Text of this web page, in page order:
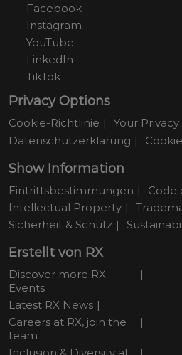
Facebook
Instagram
YouTube
LinkedIn
TikTok
Privacy Options
Cookie-Richtlinie
Your
Datenschutzerklärung
Show Information
Eintrittsbestimmungen
Code
Intellectual Property
Sicherheit & Schutz
Erstellt von RX
Discover more RX
Events
Latest RX News
Careers at RX, join the
team
Inclusion & Diversity at